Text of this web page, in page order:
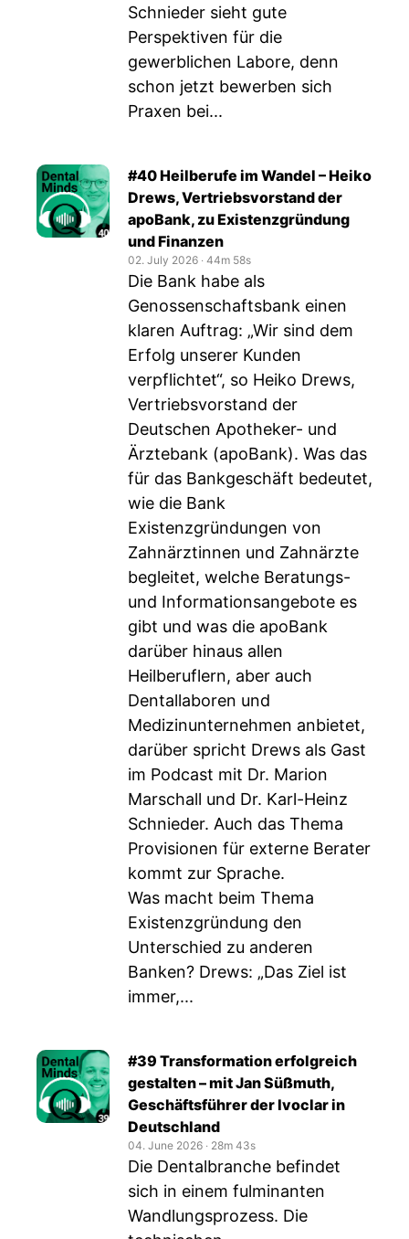
Schnieder sieht gute
Perspektiven für die
gewerblichen Labore, denn
schon jetzt bewerben sich
Praxen bei...
#40 Heilberufe im Wandel – Heiko
Drews, Vertriebsvorstand der
apoBank, zu Existenzgründung
und Finanzen
02. July 2026 ‧ 44m 58s
Die Bank habe als
Genossenschaftsbank einen
klaren Auftrag: „Wir sind dem
Erfolg unserer Kunden
verpflichtet“, so Heiko Drews,
Vertriebsvorstand der
Deutschen Apotheker- und
Ärztebank (apoBank). Was das
für das Bankgeschäft bedeutet,
wie die Bank
Existenzgründungen von
Zahnärztinnen und Zahnärzte
begleitet, welche Beratungs-
und Informationsangebote es
gibt und was die apoBank
darüber hinaus allen
Heilberuflern, aber auch
Dentallaboren und
Medizinunternehmen anbietet,
darüber spricht Drews als Gast
im Podcast mit Dr. Marion
Marschall und Dr. Karl-Heinz
Schnieder. Auch das Thema
Provisionen für externe Berater
kommt zur Sprache.
Was macht beim Thema
Existenzgründung den
Unterschied zu anderen
Banken? Drews: „Das Ziel ist
immer,...
#39 Transformation erfolgreich
gestalten – mit Jan Süßmuth,
Geschäftsführer der Ivoclar in
Deutschland
04. June 2026 ‧ 28m 43s
Die Dentalbranche befindet
sich in einem fulminanten
Wandlungsprozess. Die